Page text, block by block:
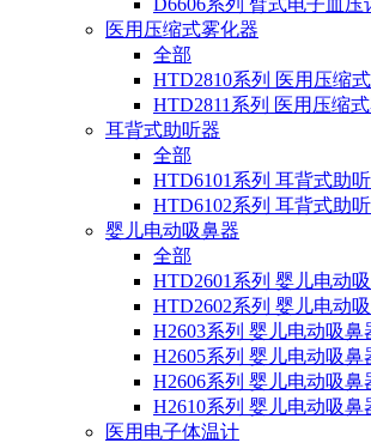
D6606系列 臂式电子血压
医用压缩式雾化器
全部
HTD2810系列 医用压缩
HTD2811系列 医用压缩
耳背式助听器
全部
HTD6101系列 耳背式助
HTD6102系列 耳背式助
婴儿电动吸鼻器
全部
HTD2601系列 婴儿电动
HTD2602系列 婴儿电动
H2603系列 婴儿电动吸鼻
H2605系列 婴儿电动吸鼻
H2606系列 婴儿电动吸鼻
H2610系列 婴儿电动吸鼻
医用电子体温计